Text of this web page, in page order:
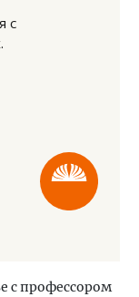
с
с профессором
будет новый бутик-
в Белокурихе